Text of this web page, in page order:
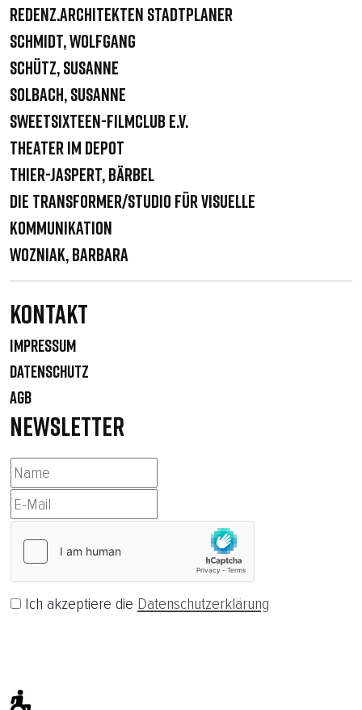
Redenz.Architekten Stadtplaner
Schmidt, Wolfgang
Schütz, Susanne
Solbach, Susanne
sweetSixteen-filmclub e.V.
Theater im Depot
Thier-Jaspert, Bärbel
Die Transformer/Studio für visuelle
Kommunikation
Wozniak, Barbara
Kontakt
IMPRESSUM
DATENSCHUTZ
AGB
NEWSLETTER
Ich akzeptiere die Datenschutzerklärung